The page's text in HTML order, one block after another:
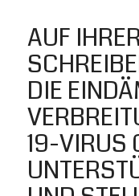
AUF
DIE
19-VIRUS